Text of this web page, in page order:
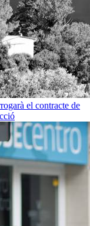
el contracte de